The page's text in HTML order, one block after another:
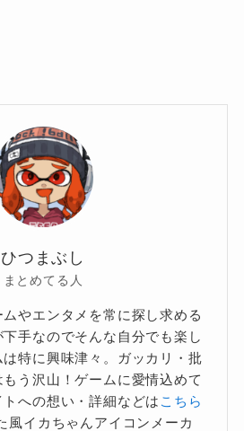
ひつまぶし
まとめてる人
やエンタメを常に探し求める
手なのでそんな自分でも楽し
特に興味津々。ガッカリ・批
う沢山！ゲームに愛情込めて
への想い・詳細などは こちら
風イカちゃんアイコンメーカ